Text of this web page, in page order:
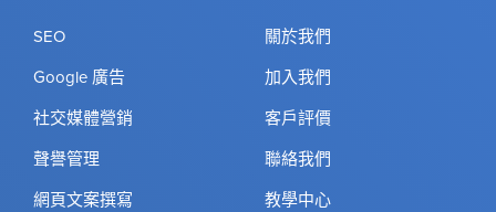
SEO
Google 廣告
社交媒體營銷
聲譽管理
網頁文案撰寫
關於我們
加入我們
客戶評價
聯絡我們
教學中心